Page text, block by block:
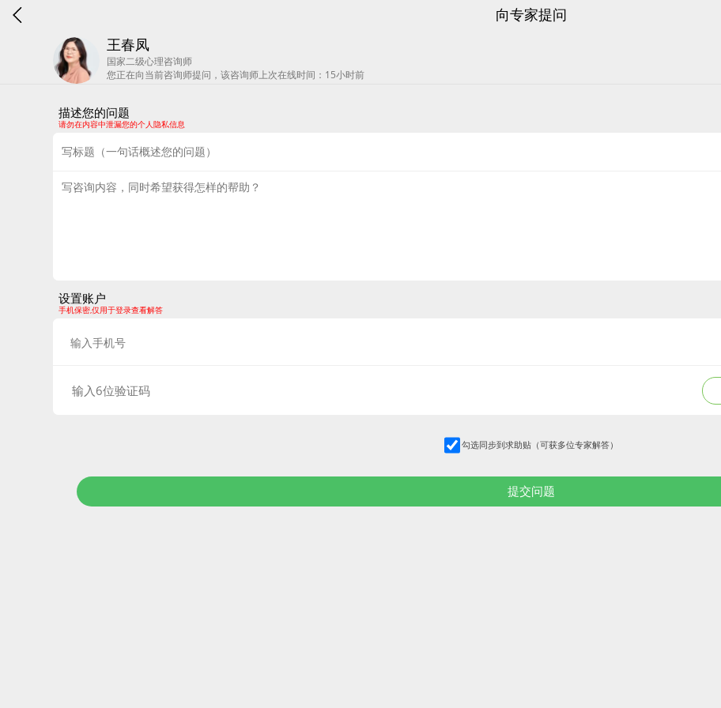
向专家提问
王春凤
国家二级心理咨询师
您正在向当前咨询师提问，该咨询师上次在线时间：15小时前
描述您的问题
请勿在内容中泄漏您的个人隐私信息
设置账户
手机保密,仅用于登录查看解答
勾选同步到求助贴（可获多位专家解答）